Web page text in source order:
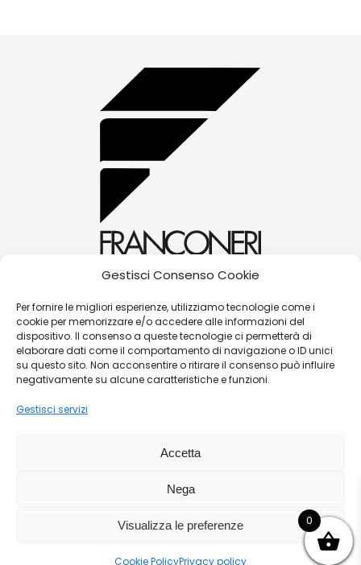
Gestisci Consenso Cookie
Per fornire le migliori esperienze, utilizziamo tecnologie come i
cookie per memorizzare e/o accedere alle informazioni del
dispositivo. Il consenso a queste tecnologie ci permetterà di
elaborare dati come il comportamento di navigazione o ID unici
su questo sito. Non acconsentire o ritirare il consenso può influire
negativamente su alcune caratteristiche e funzioni.
Gestisci servizi
Accetta
Nega
Visualizza le preferenze
Cookie PolicyPrivacy policy
(+39) 0572 70087
Corso Matteotti, 31 - 51016 - Montecatini Terme
(PT)
Termini e condizioni di vendita
Privacy Policy
Cookies 0